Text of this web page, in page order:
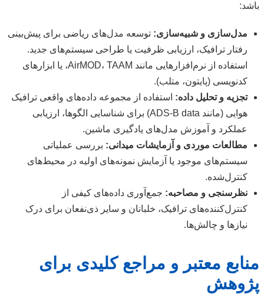
باشد:
مدل‌سازی و شبیه‌سازی: توسعه مدل‌های ریاضی برای پیش‌بینی
رفتار ترافیک، ارزیابی ظرفیت یا طراحی سیستم‌های جدید.
استفاده از نرم‌افزارهایی مانند AirMOD، TAAM، یا ابزارهای
کدنویسی (پایتون، متلب).
تجزیه و تحلیل داده: استفاده از مجموعه داده‌های واقعی ترافیک
هوایی (مانند ADS-B data) برای شناسایی الگوها، ارزیابی
عملکرد و آموزش مدل‌های یادگیری ماشین.
مطالعات موردی و آزمایشات میدانی: بررسی عملیاتی
سیستم‌های موجود یا آزمایش نمونه‌های اولیه در محیط‌های
کنترل‌شده.
نظرسنجی و مصاحبه: جمع‌آوری داده‌های کیفی از
کنترل‌کننده‌های ترافیک، خلبانان و سایر ذی‌نفعان برای درک
نیازها و چالش‌ها.
منابع معتبر و مراجع کلیدی برای
پژوهش